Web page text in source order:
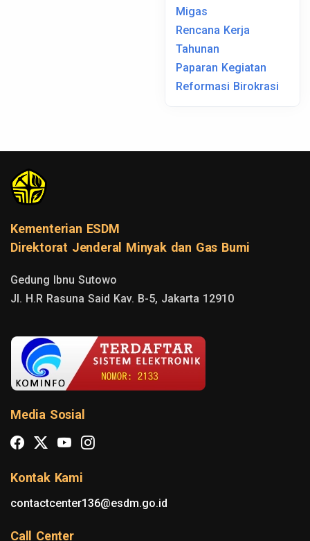
Migas
Rencana Kerja
Tahunan
Paparan Kegiatan
Reformasi Birokrasi
Kementerian ESDM
Direktorat Jenderal Minyak dan Gas Bumi
Gedung Ibnu Sutowo
Jl. H.R Rasuna Said Kav. B-5, Jakarta 12910
Media Sosial
Kontak Kami
contactcenter136@esdm.go.id
Call Center